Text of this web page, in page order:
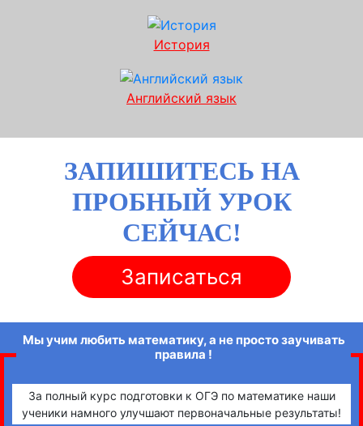
История
Английский язык
ЗАПИШИТЕСЬ НА
ПРОБНЫЙ УРОК
СЕЙЧАС!
Записаться
Мы учим любить математику, а не просто заучивать
правила !
За полный курс подготовки к ОГЭ по математике наши
ученики намного улучшают первоначальные результаты!